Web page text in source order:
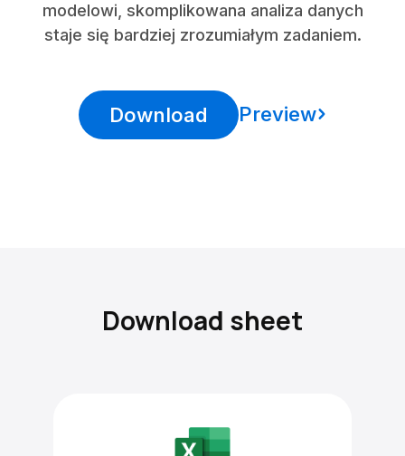
modelowi, skomplikowana analiza danych
staje się bardziej zrozumiałym zadaniem.
Download Preview
Download sheet